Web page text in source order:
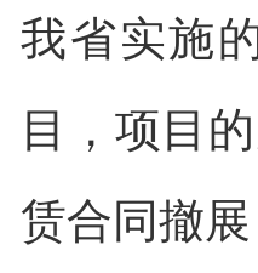
我省实施
目，项目
赁合同撤